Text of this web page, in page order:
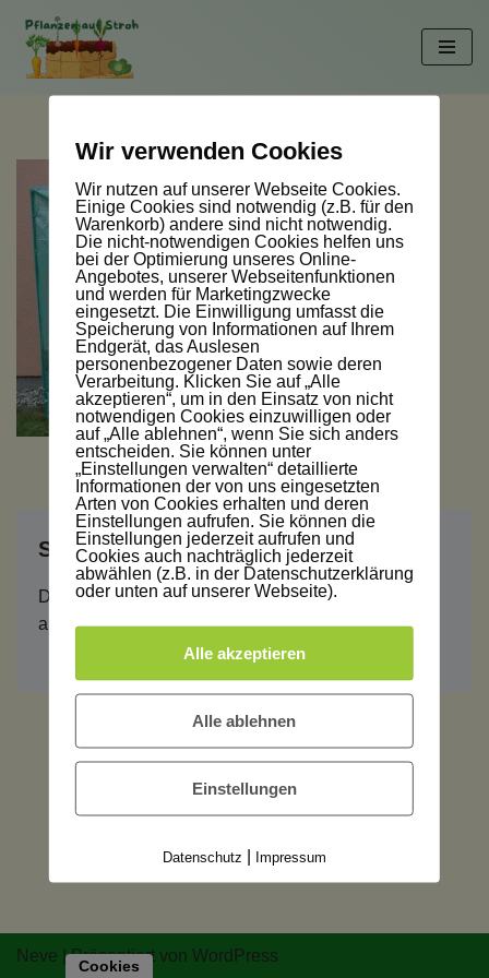
Zum
Schreibe einen Kommentar
Du musst angemeldetsein, um einen Kommentar
abzugeben.
Neve | Präsentiert von WordPress
Cookies
Wir verwenden Cookies
Wir nutzen auf unserer Webseite Cookies.
Einige Cookies sind notwendig (z.B. für den
Warenkorb) andere sind nicht notwendig.
Die nicht-notwendigen Cookies helfen uns
bei der Optimierung unseres Online-
Angebotes, unserer Webseitenfunktionen
und werden für Marketingzwecke
eingesetzt. Die Einwilligung umfasst die
Speicherung von Informationen auf Ihrem
Endgerät, das Auslesen
personenbezogener Daten sowie deren
Verarbeitung. Klicken Sie auf „Alle
akzeptieren“, um in den Einsatz von nicht
notwendigen Cookies einzuwilligen oder
auf „Alle ablehnen“, wenn Sie sich anders
entscheiden. Sie können unter
„Einstellungen verwalten“ detaillierte
Informationen der von uns eingesetzten
Arten von Cookies erhalten und deren
Einstellungen aufrufen. Sie können die
Einstellungen jederzeit aufrufen und
Cookies auch nachträglich jederzeit
abwählen (z.B. in der Datenschutzerklärung
oder unten auf unserer Webseite).
Alle akzeptieren
Alle ablehnen
Einstellungen
Datenschutz Impressum